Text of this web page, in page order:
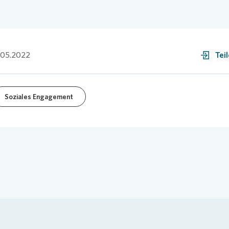
Soziales Engagement